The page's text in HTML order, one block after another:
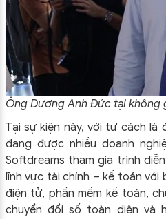
Ông Dương Anh Đức tại không
Tại sự kiện này, với tư cách
đang được nhiều doanh
Softdreams tham gia trình
lĩnh vực tài chính – kế toán với
điện tử, phần mềm kế toán,
chuyển đổi số toàn diện và